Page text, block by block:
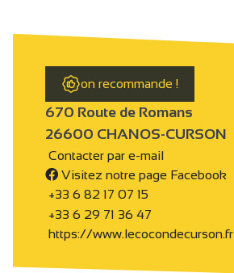
on recommande !
670 Route de Romans
26600 CHANOS-CURSON
Contacter par e-mail
Visitez notre page Facebook
+33 6 82 17 07 15
+33 6 29 71 36 47
https://www.lecocondecurson.fr